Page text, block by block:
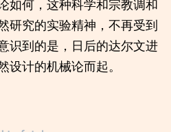
如何，这种科学和宗教调和
研究的实验精神，不再受到
识到的是，日后的达尔文进
计的机械论而起。